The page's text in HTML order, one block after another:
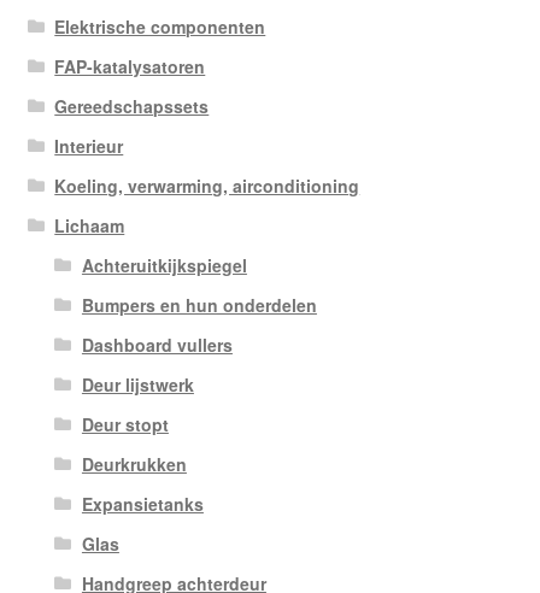
Elektrische componenten
FAP-katalysatoren
Gereedschapssets
Interieur
Koeling, verwarming, airconditioning
Lichaam
Achteruitkijkspiegel
Bumpers en hun onderdelen
Dashboard vullers
Deur lijstwerk
Deur stopt
Deurkrukken
Expansietanks
Glas
Handgreep achterdeur